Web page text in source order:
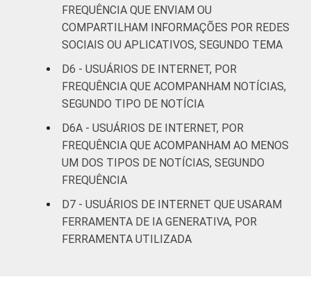
Indígena 34 5
DISPOSITIVOS
Apenas
computador
Apenas
telefone
32
Ambos 34 34
Outras
FREQUÊNCIA QUE ENVIAM OU
COMPARTILHAM INFORMAÇÕES POR REDES
SOCIAIS OU APLICATIVOS, SEGUNDO TEMA
D6 - USUÁRIOS DE INTERNET, POR
FREQUÊNCIA QUE ACOMPANHAM NOTÍCIAS,
SEGUNDO TIPO DE NOTÍCIA
D6A - USUÁRIOS DE INTERNET, POR
FREQUÊNCIA QUE ACOMPANHAM AO MENOS
UM DOS TIPOS DE NOTÍCIAS, SEGUNDO
FREQUÊNCIA
D7 - USUÁRIOS DE INTERNET QUE USARAM
FERRAMENTA DE IA GENERATIVA, POR
FERRAMENTA UTILIZADA